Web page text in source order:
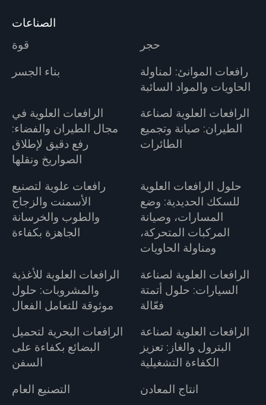
الصناعات
قوة
حجر
بناء الجسر
رافعات الموانئ: لمناولة
الحاويات والمواد السائبة
الرافعات العلوية في
مجال الطيران والفضاء:
رفع دقيق لإطلاق
الصواريخ ونقلها
الرافعات العلوية لصناعة
الطيران: صيانة وتجميع
الطائرات
رافعات علوية لتصنيع
الأسمنت والزجاج
والطوب والخرسانة
الجاهزة بكفاءة
حلول الرافعات العلوية
للسكك الحديدية: وضع
المسارات، وصيانة
المركبات المتحركة،
ومناولة الحاويات
الرافعات العلوية للأغذية
والمشروبات: حلول
موثوقة للتعامل الفعال
الرافعات العلوية لصناعة
السيارات: حلول أتمتة
فعّالة
الرافعات البحرية لتحميل
البضائع بكفاءة على
السفن
الرافعات العلوية لصناعة
البترول والغاز: تعزيز
الكفاءة التشغيلية
التصنيع العام
انتاج المعادن